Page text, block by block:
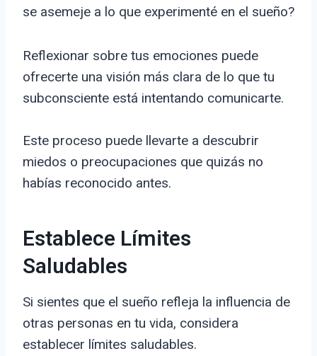
se asemeje a lo que experimenté en el sueño?
Reflexionar sobre tus emociones puede
ofrecerte una visión más clara de lo que tu
subconsciente está intentando comunicarte.
Este proceso puede llevarte a descubrir
miedos o preocupaciones que quizás no
habías reconocido antes.
Establece Límites
Saludables
Si sientes que el sueño refleja la influencia de
otras personas en tu vida, considera
establecer límites saludables.